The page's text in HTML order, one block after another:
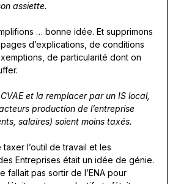
assiette.
… bonne idée. Et supprimons
d’explications, de conditions
de particularité dont on
et la remplacer par un IS local,
production de l’entreprise
salaires) soient moins taxés.
l’outil de travail et les
Entreprises était un idée de génie.
fallait pas sortir de l’ENA pour